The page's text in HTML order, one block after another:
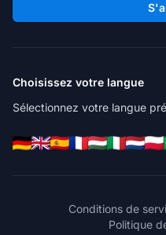
Choisissez votre langue
Sélectionnez votre langue
Conditions de
Politique